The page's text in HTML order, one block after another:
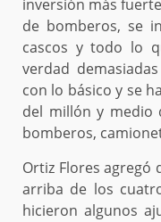
inversión más
de bomberos, se
cascos y todo lo
verdad
con lo básico y se
del millón y medio
bomberos,
Ortiz Flores agregó
arriba de los
hicieron algunos